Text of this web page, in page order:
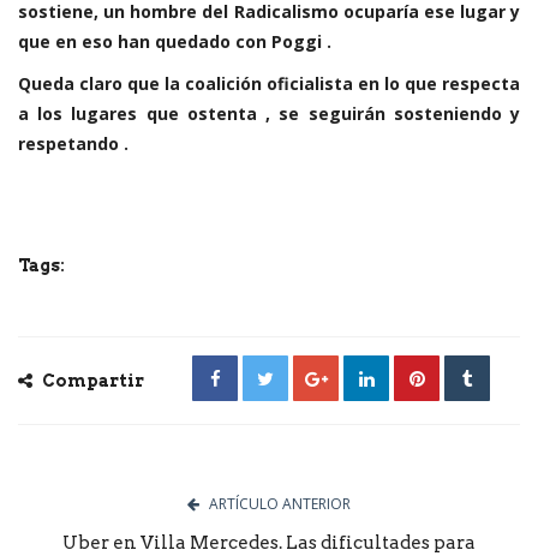
sostiene, un hombre del Radicalismo ocuparía ese lugar y
que en eso han quedado con Poggi .
Queda claro que la coalición oficialista en lo que respecta
a los lugares que ostenta , se seguirán sosteniendo y
respetando .
Tags:
Compartir
ARTÍCULO ANTERIOR
Uber en Villa Mercedes. Las dificultades para